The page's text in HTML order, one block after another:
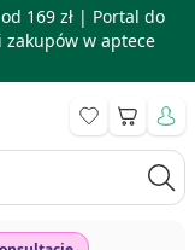
169 zł | Portal do
w aptece
Koszyk